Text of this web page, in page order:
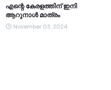
എന്റെ കേരളത്തിന്‌ ഇനി
ആറുനാൾ മാത്രം
November 03, 2024